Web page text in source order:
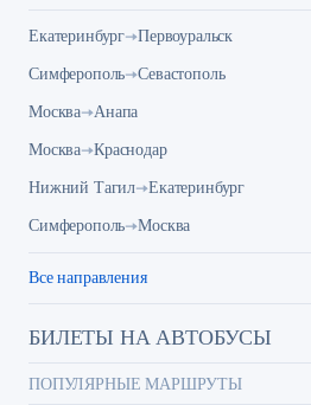
Екатеринбург Первоуральск
Симферополь Севастополь
Москва Анапа
Москва Краснодар
Нижний Тагил Екатеринбург
Симферополь Москва
Все направления
БИЛЕТЫ НА АВТОБУСЫ
ПОПУЛЯРНЫЕ МАРШРУТЫ